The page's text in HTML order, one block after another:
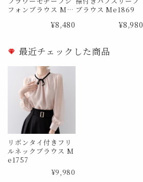
フォンブラウス Me
¥8,480
ブラウス Me1869
¥8,980
最近チェックした商品
リボンタイ付きフリ
ルネックブラウス M
e1757
¥9,980